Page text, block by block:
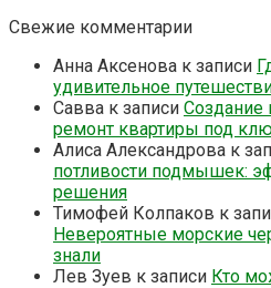
Свежие комментарии
Анна Аксенова к записи
удивительное
Савва к записи Создание
ремонт квартиры под
Алиса Александрова к
потливости подмышек:
решения
Тимофей Колпаков к
Невероятные морские
знали
Лев Зуев к записи Кто